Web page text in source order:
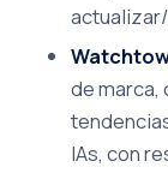
de
IAs, con